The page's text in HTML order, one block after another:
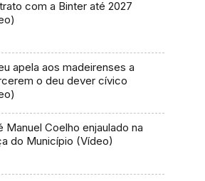
com a Binter até 2027
apela aos madeirenses a
o deu dever cívico
Manuel Coelho enjaulado na
do Município (Vídeo)